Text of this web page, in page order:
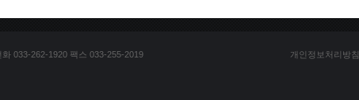
033-262-1920 팩스 033-255-2019
개인정보처리방침